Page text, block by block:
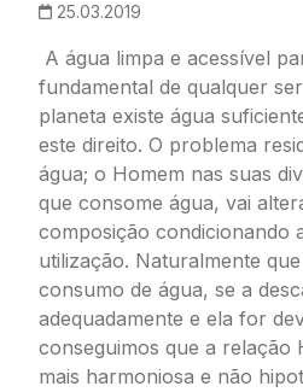
25.03.2019
A água limpa e acessível
fundamental de qualquer
planeta existe água
este direito. O problema
água; o Homem nas suas
que consome água, vai
composição condicionando
utilização. Naturalmente
consumo de água, se a
adequadamente e ela for
conseguimos que a relação
mais harmoniosa e não